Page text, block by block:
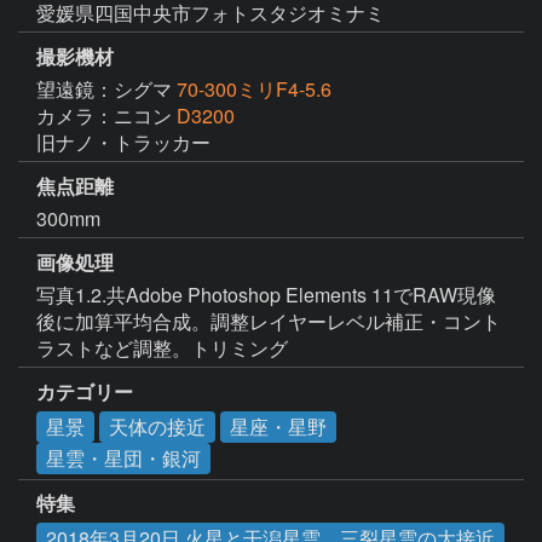
愛媛県四国中央市フォトスタジオミナミ
撮影機材
望遠鏡：シグマ 70-300ミリF4-5.6
カメラ：ニコン D3200
旧ナノ・トラッカー
焦点距離
300mm
画像処理
写真1.2.共Adobe Photoshop Elements 11でRAW現像
後に加算平均合成。調整レイヤーレベル補正・コント
ラストなど調整。トリミング
カテゴリー
星景
天体の接近
星座・星野
星雲・星団・銀河
特集